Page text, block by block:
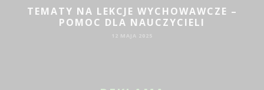
TEMATY NA LEKCJE WYCHOWAWCZE –
POMOC DLA NAUCZYCIELI
12 MAJA 2025